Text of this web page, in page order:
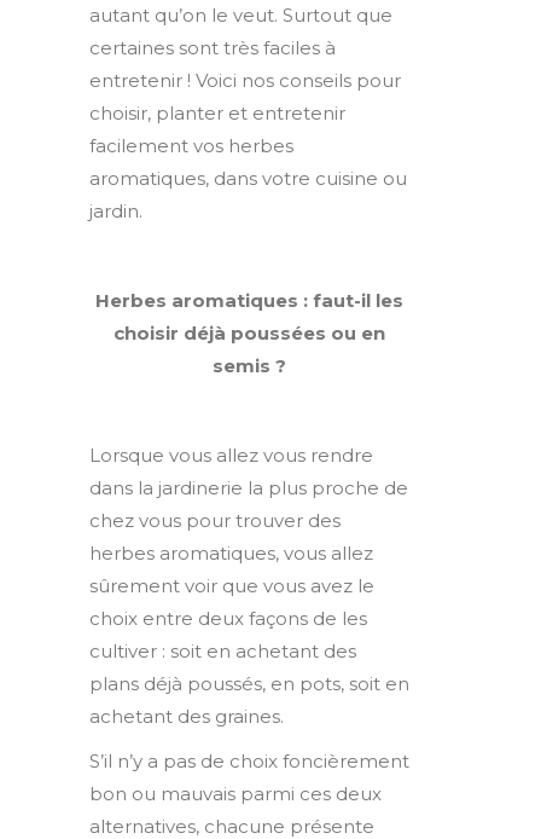
autant qu’on le veut. Surtout que
certaines sont très faciles à
entretenir ! Voici nos conseils pour
choisir, planter et entretenir
facilement vos herbes
aromatiques, dans votre cuisine ou
jardin.
Herbes aromatiques : faut-il les
choisir déjà poussées ou en
semis ?
Lorsque vous allez vous rendre
dans la jardinerie la plus proche de
chez vous pour trouver des
herbes aromatiques, vous allez
sûrement voir que vous avez le
choix entre deux façons de les
cultiver : soit en achetant des
plans déjà poussés, en pots, soit en
achetant des graines.
S’il n’y a pas de choix foncièrement
bon ou mauvais parmi ces deux
alternatives, chacune présente